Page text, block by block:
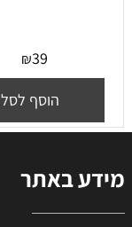
₪39
הוסף לסל
מידע באתר